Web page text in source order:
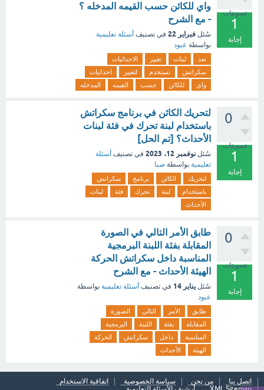
تصويتات
1
إجابة
واي للكائن حسب القيمه المدخله ؟
- مع الشرح
سُئل فبراير 22 في تصنيف أسئلة تعليمية
بواسطة عبود
تعد لبنات تغيير
الاحداثيات
سكراتش
تستخدم لتغيير
احداثيات
واي
للكائن حسب القيمه المدخله
0
تصويتات
1
إجابة
لتحريك الكائن في برنامج سكراتش
باستخدام لبنة تحرك في فئة لبنات
الأحداث؟ [تم الحل]
سُئل نوفمبر 12، 2023 في تصنيف أسئلة
تعليمية بواسطة صبا
لتحريك الكائن برنامج
سكراتش
باستخدام
لبنة تحرك فئة
لبنات
الأحداث
0
تصويتات
1
إجابة
طابق الأمر التالي في الصورة
المقابلة بفئة اللبنة البرمجية
المناسبة داخل سكراتش الحركة
الهيئة الأحداث - مع الشرح
سُئل يناير 14 في تصنيف أسئلة تعليمية بواسطة
عبود
طابق الأمر التالي
الصورة
المقابلة
بفئة اللبنة
البرمجية
المناسبة
داخل سكراتش
الحركة
الهيئة
الأحداث
اتصل بنا من نحن سياسة الخصوصية
اتفاقية الاستخدام